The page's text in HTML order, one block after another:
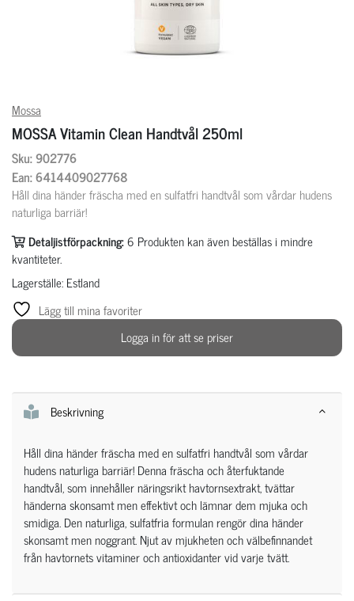
Mossa
MOSSA Vitamin Clean Handtvål 250ml
Sku: 902776
Ean: 6414409027768
Håll dina händer fräscha med en sulfatfri handtvål som vårdar hudens
naturliga barriär!
Detaljistförpackning:6 Produkten kan även beställas i mindre
kvantiteter.
Lagerställe: Estland
Lägg till mina favoriter
Logga in för att se priser
Beskrivning
Håll dina händer fräscha med en sulfatfri handtvål som vårdar
hudens naturliga barriär! Denna fräscha och återfuktande
handtvål, som innehåller näringsrikt havtornsextrakt, tvättar
händerna skonsamt men effektivt och lämnar dem mjuka och
smidiga. Den naturliga, sulfatfria formulan rengör dina händer
skonsamt men noggrant. Njut av mjukheten och välbefinnandet
från havtornets vitaminer och antioxidanter vid varje tvätt.